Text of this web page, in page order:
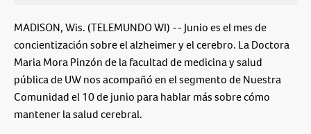
MADISON, Wis. (TELEMUNDO WI) -- Junio es el mes de
concientización sobre el alzheimer y el cerebro. La Doctora
Maria Mora Pinzón de la facultad de medicina y salud
pública de UW nos acompañó en el segmento de Nuestra
Comunidad el 10 de junio para hablar más sobre cómo
mantener la salud cerebral.